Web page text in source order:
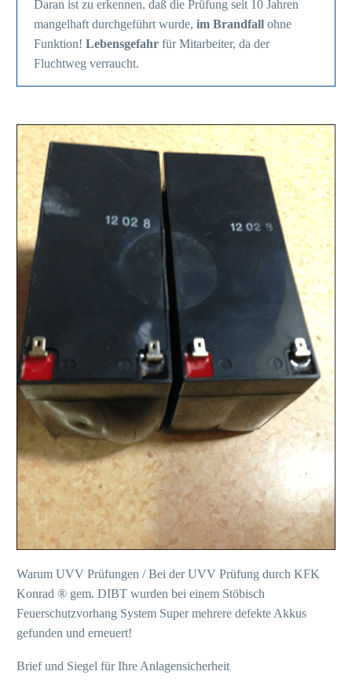
Daran ist zu erkennen, daß die Prüfung seit 10 Jahren
mangelhaft durchgeführt wurde, im Brandfall ohne
Funktion! Lebensgefahr für Mitarbeiter, da der
Fluchtweg verraucht.
Warum UVV Prüfungen / Bei der UVV Prüfung durch KFK
Konrad ® gem. DIBT wurden bei einem Stöbisch
Feuerschutzvorhang System Super mehrere defekte Akkus
gefunden und erneuert!
Brief und Siegel für Ihre Anlagensicherheit